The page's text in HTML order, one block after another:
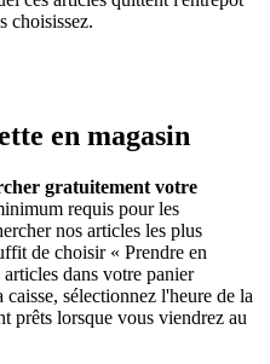
choisissez.
en magasin
gratuitement votre
requis pour les
nos articles les plus
de choisir « Prendre en
dans votre panier
sélectionnez l'heure de la
prêts lorsque vous viendrez au